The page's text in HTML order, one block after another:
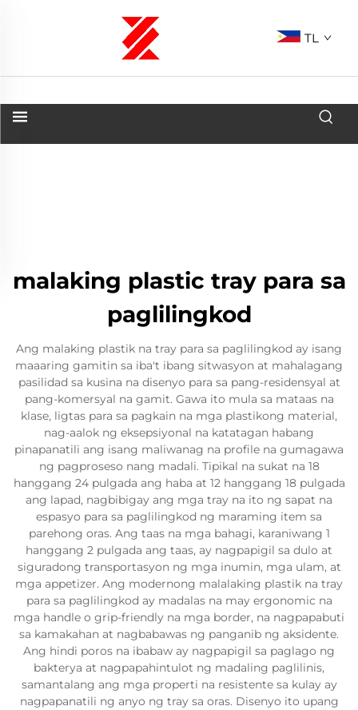
TL
malaking plastic tray para sa
paglilingkod
Ang malaking plastik na tray para sa paglilingkod ay isang
maaaring gamitin sa iba't ibang sitwasyon at mahalagang
pasilidad sa kusina na disenyo para sa pang-residensyal at
pang-komersyal na gamit. Gawa ito mula sa mataas na
klase, ligtas para sa pagkain na mga plastikong material,
nag-aalok ng eksepsiyonal na katatagan habang
pinapanatili ang isang maliwanag na profile na gumagawa
ng pagproseso nang madali. Tipikal na sukat na 18
hanggang 24 pulgada ang haba at 12 hanggang 18 pulgada
ang lapad, nagbibigay ang mga tray na ito ng sapat na
espasyo para sa paglilingkod ng maraming item sa
parehong oras. Ang taas na mga bahagi, karaniwang 1
hanggang 2 pulgada ang taas, ay nagpapigil sa dulo at
siguradong transportasyon ng mga inumin, mga ulam, at
mga appetizer. Ang modernong malalaking plastik na tray
para sa paglilingkod ay madalas na may ergonomic na
mga handle o grip-friendly na mga border, na nagpapabuti
sa kamakahan at nagbabawas ng panganib ng aksidente.
Ang hindi poros na ibabaw ay nagpapigil sa paglago ng
bakterya at nagpapahintulot ng madaling paglilinis,
samantalang ang mga properti na resistente sa kulay ay
nagpapanatili ng anyo ng tray sa oras. Disenyo ito upang